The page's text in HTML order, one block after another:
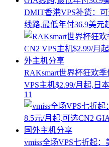
DMIT香港VPS补货：
线路,最低年付36.9美元
RAKsmart世界杯狂欢
VPS主机$2.99/月起,日
11
vmiss全场VPS七折起